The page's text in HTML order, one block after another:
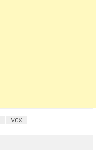
VOX